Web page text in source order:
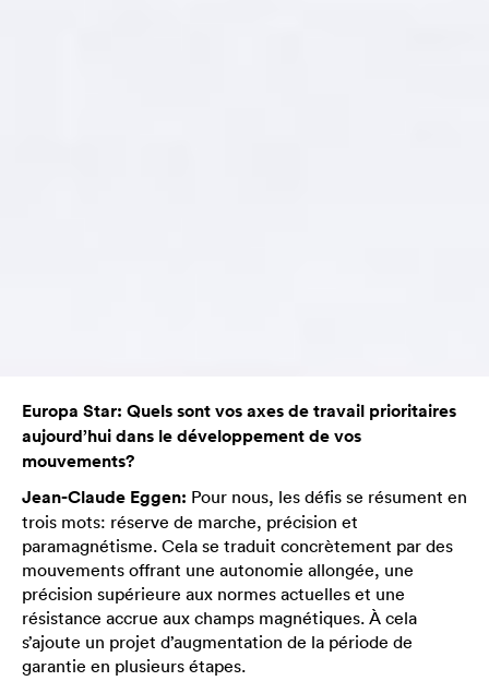
Europa Star: Quels sont vos axes de travail prioritaires
aujourd’hui dans le développement de vos
mouvements?
Jean-Claude Eggen: Pour nous, les défis se résument en
trois mots: réserve de marche, précision et
paramagnétisme. Cela se traduit concrètement par des
mouvements offrant une autonomie allongée, une
précision supérieure aux normes actuelles et une
résistance accrue aux champs magnétiques. À cela
s’ajoute un projet d’augmentation de la période de
garantie en plusieurs étapes.